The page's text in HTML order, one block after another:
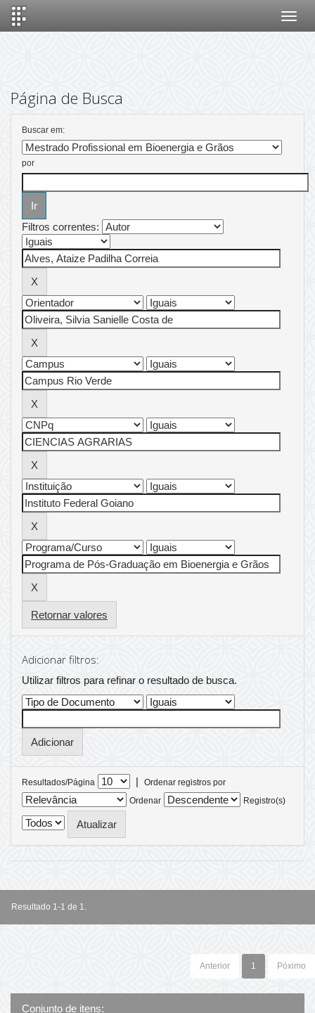
Página de Busca
Buscar em:
por
Filtros correntes:
Retornar valores
Adicionar filtros:
Utilizar filtros para refinar o resultado de busca.
Resultados/Página |
Ordenar registros por
Ordenar
Registro(s)
Resultado 1-1 de 1.
Anterior 1 Póximo
Conjunto de itens: